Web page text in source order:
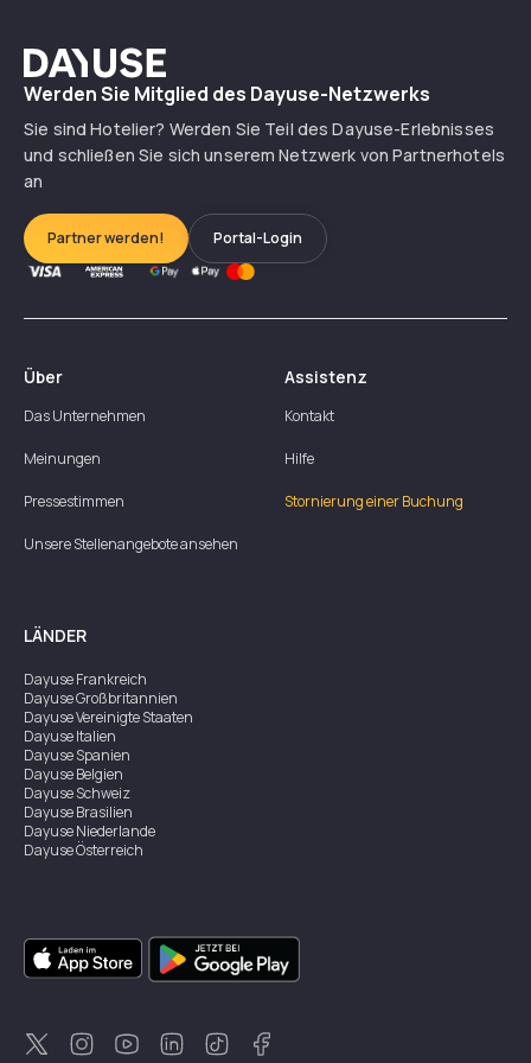
Dayuse
Werden Sie Mitglied des Dayuse-Netzwerks
Sie sind Hotelier? Werden Sie Teil des Dayuse-Erlebnisses
und schließen Sie sich unserem Netzwerk von Partnerhotels
an
Partner werden! Portal-Login
Über
Das Unternehmen
Meinungen
Pressestimmen
Unsere Stellenangebote ansehen
Assistenz
Kontakt
Hilfe
Stornierung einer Buchung
LÄNDER
DayuseFrankreich
DayuseGroßbritannien
DayuseVereinigte Staaten
DayuseItalien
DayuseSpanien
DayuseBelgien
DayuseSchweiz
DayuseBrasilien
DayuseNiederlande
DayuseÖsterreich
DayuseSingapur
DayuseZweden
DayuseThailand
DayuseNeuseeland
DayuseTürkei